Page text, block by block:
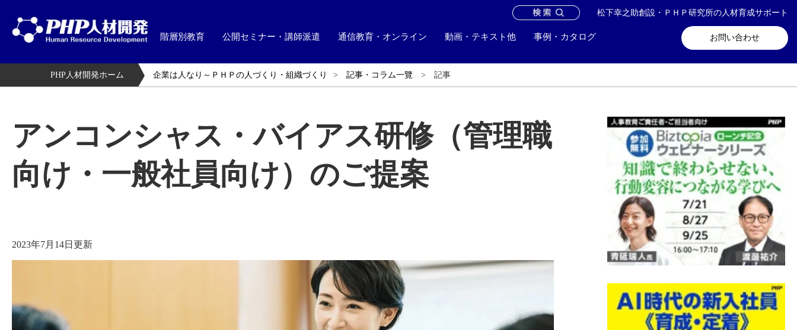
松下幸之助創設・ＰＨＰ研究所の人材育成サポート
お問い合わせ
階層別教育 公開セミナー・講師派遣 通信教育・オンライン 動画・テキスト他 事例・カタログ
お問い合わせ メールマガジン登録
PHP人材開発ホーム 企業は人なり～ＰＨＰの人づくり・組織づくり 記事・コラム一覽 記事
アンコンシャス・バイアス研修（管理職
向け・一般社員向け）のご提案
2023年7月14日更新